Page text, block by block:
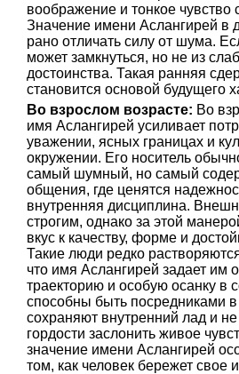
воображение и тонкое чувство
Значение имени Аслангирей в
рано отличать силу от шума.
может замкнуться, но не из
достоинства. Такая ранняя
становится основой будущего
Во взрослом возрасте: Во
имя Аслангирей усиливает
уважении, ясных границах и
окружении. Его носитель
самый шумный, но самый
общения, где ценятся
внутренняя дисциплина.
строгим, однако за этой
вкус к качеству, форме и
Такие люди редко
что имя Аслангирей задает им
траекторию и особую осанку в
способны быть посредниками
сохраняют внутренний лад и
гордости заслонить живое
значение имени Аслангирей
том, как человек бережет свое